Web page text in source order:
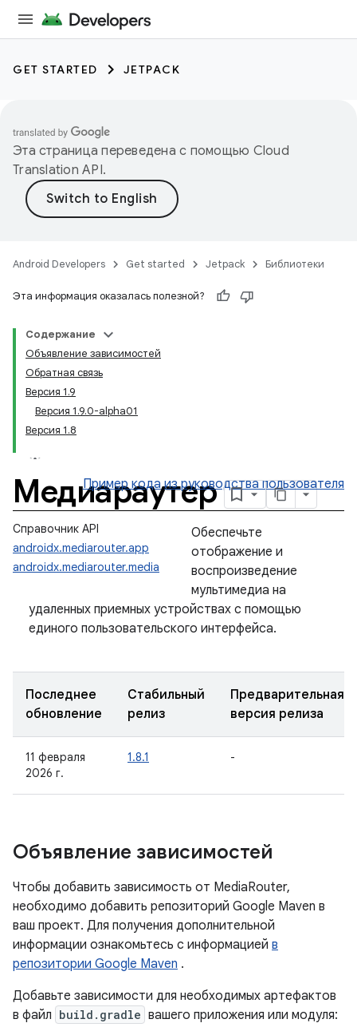
GET STARTED JETPACK
Эта страница переведена с помощью Cloud
Translation API.
Android Developers Get started Jetpack Библиотеки
Эта информация оказалась полезной?
Содержание
Объявление зависимостей
Обратная связь
Версия 1.9
Версия 1.9.0-alpha01
Версия 1.8
Медиараутер
Пример кода из руководства пользователя
Справочник API
androidx.mediarouter.app
androidx.mediarouter.media
Обеспечьте
отображение и
воспроизведение
мультимедиа на
удаленных приемных устройствах с помощью
единого пользовательского интерфейса.
Последнее
обновление
Стабильный
релиз
Предварительная
версия релиза
11 февраля
2026 г.
1.8.1 -
Объявление зависимостей
Чтобы добавить зависимость от MediaRouter,
необходимо добавить репозиторий Google Maven в
ваш проект. Для получения дополнительной
информации ознакомьтесь с информацией в
репозитории Google Maven .
Добавьте зависимости для необходимых артефактов
в файл build.gradle вашего приложения или модуля: